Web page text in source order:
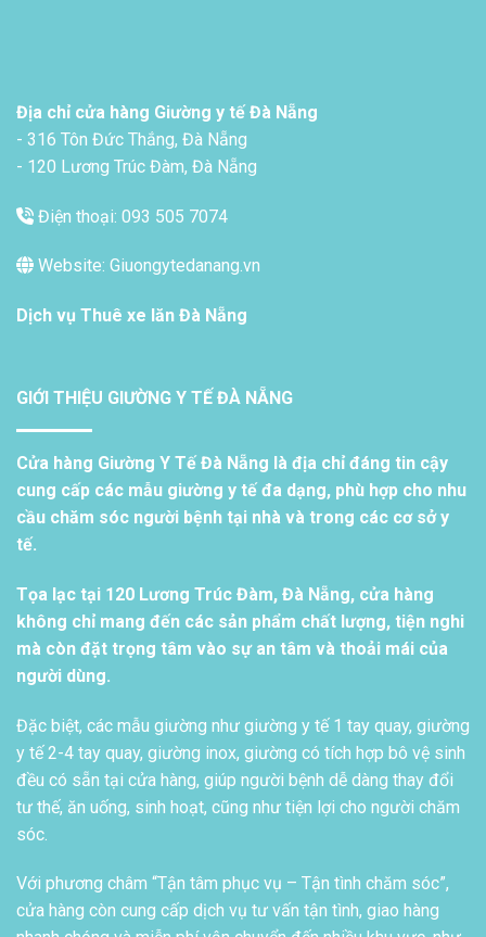
Địa chỉ cửa hàng Giường y tế Đà Nẵng
- 316 Tôn Đức Thắng, Đà Nẵng
- 120 Lương Trúc Đàm, Đà Nẵng
Điện thoại: 093 505 7074
Website: Giuongytedanang.vn
Dịch vụ Thuê xe lăn Đà Nẵng
GIỚI THIỆU GIƯỜNG Y TẾ ĐÀ NẴNG
Cửa hàng Giường Y Tế Đà Nẵng là địa chỉ đáng tin cậy
cung cấp các mẫu giường y tế đa dạng, phù hợp cho nhu
cầu chăm sóc người bệnh tại nhà và trong các cơ sở y
tế.
Tọa lạc tại 120 Lương Trúc Đàm, Đà Nẵng, cửa hàng
không chỉ mang đến các sản phẩm chất lượng, tiện nghi
mà còn đặt trọng tâm vào sự an tâm và thoải mái của
người dùng.
Đặc biệt, các mẫu giường như giường y tế 1 tay quay, giường
y tế 2-4 tay quay, giường inox, giường có tích hợp bô vệ sinh
đều có sẵn tại cửa hàng, giúp người bệnh dễ dàng thay đổi
tư thế, ăn uống, sinh hoạt, cũng như tiện lợi cho người chăm
sóc.
Với phương châm “Tận tâm phục vụ – Tận tình chăm sóc”,
cửa hàng còn cung cấp dịch vụ tư vấn tận tình, giao hàng